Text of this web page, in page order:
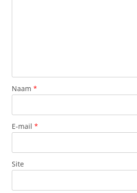
Naam *
E-mail *
Site